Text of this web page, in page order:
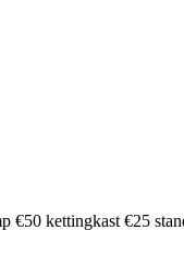
€50 kettingkast €25